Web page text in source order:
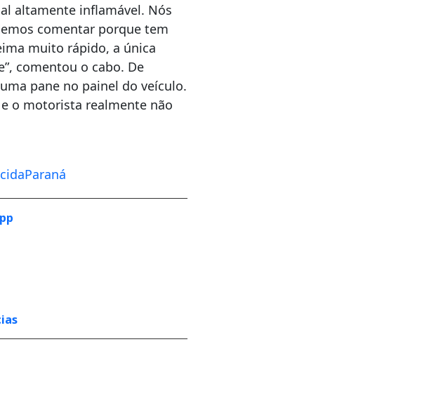
altamente inflamável. Nós
comentar porque tem
muito rápido, a única
comentou o cabo. De
pane no painel do veículo.
o motorista realmente não
Paraná